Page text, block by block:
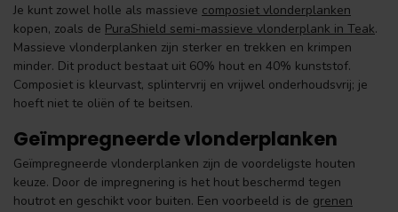
Je kunt zowel holle als massieve composiet vlonderplanken
kopen, zoals de PuraShield semi-massieve vlonderplank in Teak.
Massieve vlonderplanken zijn sterker en trekken en krimpen
minder. Dit product bestaat uit 60% hout en 40% kunststof.
Composiet is kleurvast, splintervrij en vrijwel onderhoudsvrij; je
hoeft niet te oliën of te beitsen.
Geïmpregneerde vlonderplanken
Geïmpregneerde vlonderplanken zijn de voordeligste houten
keuze. Door de impregnering is het hout beschermd tegen
houtrot en geschikt voor buiten. Een voorbeeld is de grenen